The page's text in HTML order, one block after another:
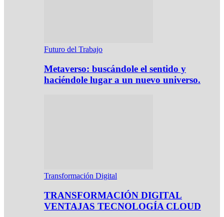
Futuro del Trabajo
Metaverso: buscándole el sentido y
haciéndole lugar a un nuevo universo.
Transformación Digital
TRANSFORMACIÓN DIGITAL
VENTAJAS TECNOLOGÍA CLOUD